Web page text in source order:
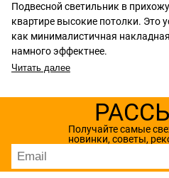
Подвесной светильник в
квартире высокие потолки. Это
как минималистичная
намного эффектнее.
Читать далее
Получайте самые
новинки, советы,